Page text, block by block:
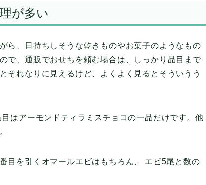
が多い
ら、日持ちしそうな乾きものやお菓子のようなもの
で、通販でおせちを頼む場合は、しっかり品目まで
それなりに見えるけど、よくよく見るとそういうう
はアーモンドティラミスチョコの一品だけです。他
目を引くオマールエビはもちろん、 エビ5尾と数の